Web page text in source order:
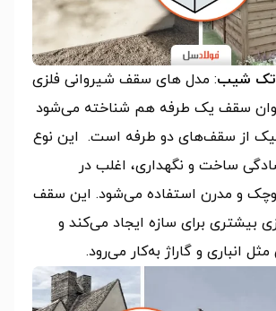
تک شیب: مدل های سقف شیروانی فلزی
سقف یک طرفه هم شناخته می‌شود
از سقف‌های دو طرفه است. این نوع
ساخت و نگهداری، اغلب در
و مدرن استفاده می‌شود. این سقف
بیشتری برای سازه ایجاد می‌کند و
انباری و گاراژ به‌کار می‌رود.